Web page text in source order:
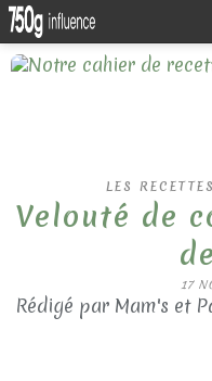
LES
Velouté de
17
Rédigé par Mam's et